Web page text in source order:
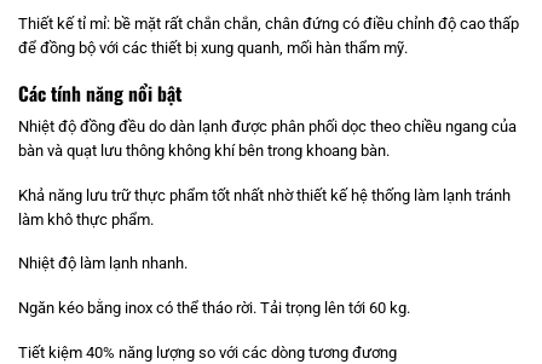
Thiết kế tỉ mỉ: bề mặt rất chắn chắn, chân đứng có điều chỉnh độ cao thấp
để đồng bộ với các thiết bị xung quanh, mối hàn thẩm mỹ.
Các tính năng nổi bật
Nhiệt độ đồng đều do dàn lạnh được phân phối dọc theo chiều ngang của
bàn và quạt lưu thông không khí bên trong khoang bàn.
Khả năng lưu trữ thực phẩm tốt nhất nhờ thiết kế hệ thống làm lạnh tránh
làm khô thực phẩm.
Nhiệt độ làm lạnh nhanh.
Ngăn kéo bằng inox có thể tháo rời. Tải trọng lên tới 60 kg.
Tiết kiệm 40% năng lượng so với các dòng tương đương